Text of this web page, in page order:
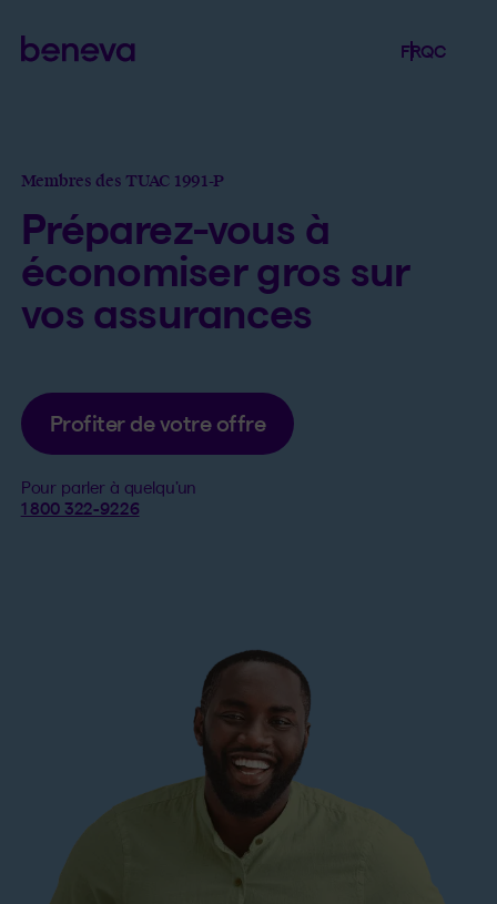
Beneva
Ouvrir
Langue
FR.Province
QC
Membres des TUAC 1991-P
Préparez-vous à
économiser gros sur
vos assurances
Profiter de votre offre
Pour parler à quelqu’un
1 800 322-9226